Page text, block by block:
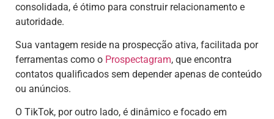
consolidada, é ótimo para construir relacionamento e
autoridade.
Sua vantagem reside na prospecção ativa, facilitada por
ferramentas como o Prospectagram, que encontra
contatos qualificados sem depender apenas de conteúdo
ou anúncios.
O TikTok, por outro lado, é dinâmico e focado em